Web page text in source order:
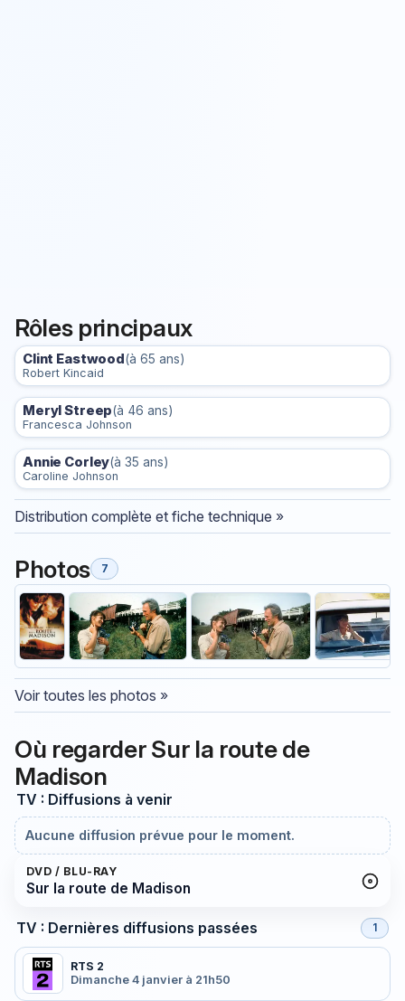
Rôles principaux
Clint Eastwood (à 65 ans)
Robert Kincaid
Meryl Streep(à 46 ans)
Francesca Johnson
Annie Corley(à 35 ans)
Caroline Johnson
Distribution complète et fiche technique »
Photos 7
Voir toutes les photos »
Où regarder Sur la route de
Madison
TV : Diffusions à venir
Aucune diffusion prévue pour le moment.
DVD / BLU-RAY
Sur la route de Madison
TV : Dernières diffusions passées 1
RTS 2
Dimanche 4 janvier à 21h50